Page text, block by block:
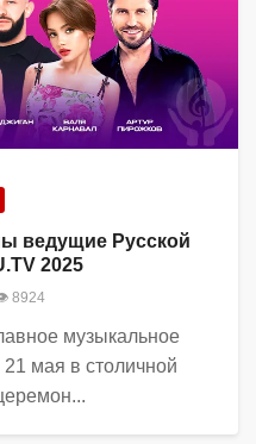
ведущие Русской
2025
8924
музыкальное
мая в столичной